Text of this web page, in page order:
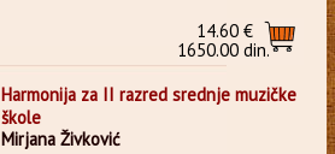
14.60 €
1650.00 din.
Harmonija za II razred srednje muzičke
škole
Mirjana Živković